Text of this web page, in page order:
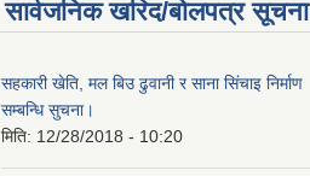
सार्वजनिक खरिद/बोलपत्र सूचना
सहकारी खेति, मल बिउ ढुवानी र साना सिंचाइ निर्माण
सम्बन्धि सुचना।
मिति: 12/28/2018 - 10:20